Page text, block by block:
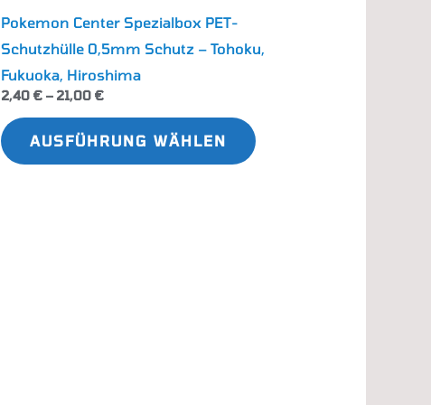
Pokemon Center Spezialbox PET-
Schutzhülle 0,5mm Schutz – Tohoku,
Fukuoka, Hiroshima
2,40 €– 21,00 €
AUSFÜHRUNG WÄHLEN